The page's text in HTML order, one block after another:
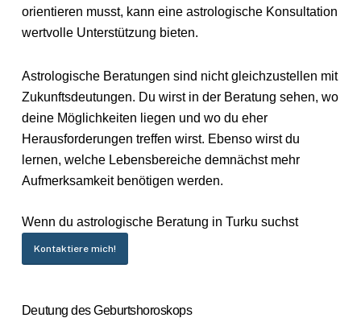
orientieren musst, kann eine astrologische Konsultation
wertvolle Unterstützung bieten.
Astrologische Beratungen sind nicht gleichzustellen mit
Zukunftsdeutungen. Du wirst in der Beratung sehen, wo
deine Möglichkeiten liegen und wo du eher
Herausforderungen treffen wirst. Ebenso wirst du
lernen, welche Lebensbereiche demnächst mehr
Aufmerksamkeit benötigen werden.
Wenn du astrologische Beratung in Turku suchst
Kontaktiere mich!
Deutung des Geburtshoroskops